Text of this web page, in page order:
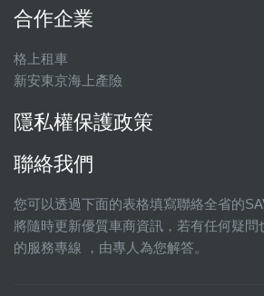
合作企業
格上租車
新安東京海上產險
隱私權保護政策
聯絡我們
您可以透過下面的表格填寫聯絡全省的
將隨時更新優質車商資訊，若有任何疑問
的服務專線 ，由專人為您解答。